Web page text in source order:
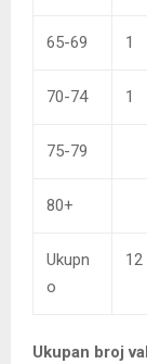
65-69 1
70-74 1
75-79
80+
Ukupn
o
12
Ukupan broj